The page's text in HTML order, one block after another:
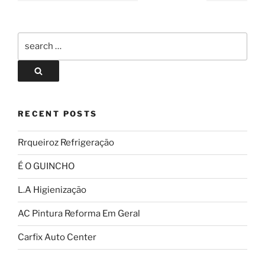
RECENT POSTS
Rrqueiroz Refrigeração
É O GUINCHO
L.A Higienização
AC Pintura Reforma Em Geral
Carfix Auto Center